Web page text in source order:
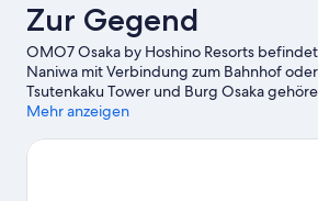
Zur Gegend
OMO7 Osaka by Hoshino Resorts
Naniwa mit Verbindung zum Bahnhof
Tsutenkaku Tower und Burg Osaka
Sehenswürdigkeiten, während die Region
Aufenthalt in der Stadt mit dem Besuch
Mehr anzeigen